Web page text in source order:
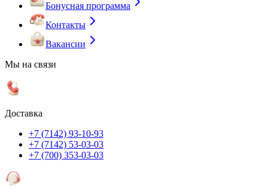
Бонусная программа
Контакты
Вакансии
Мы на связи
Доставка
+7 (7142) 93-10-93
+7 (7142) 53-03-03
+7 (700) 353-03-03